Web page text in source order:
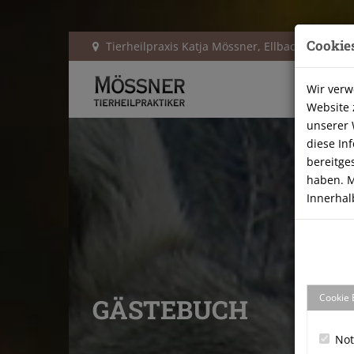
Wir
Website
unserer
diese
haben.
Cookie
Tierheilpraxis Katja Mössner, Ellbachstraße
GÄSTEBUCH